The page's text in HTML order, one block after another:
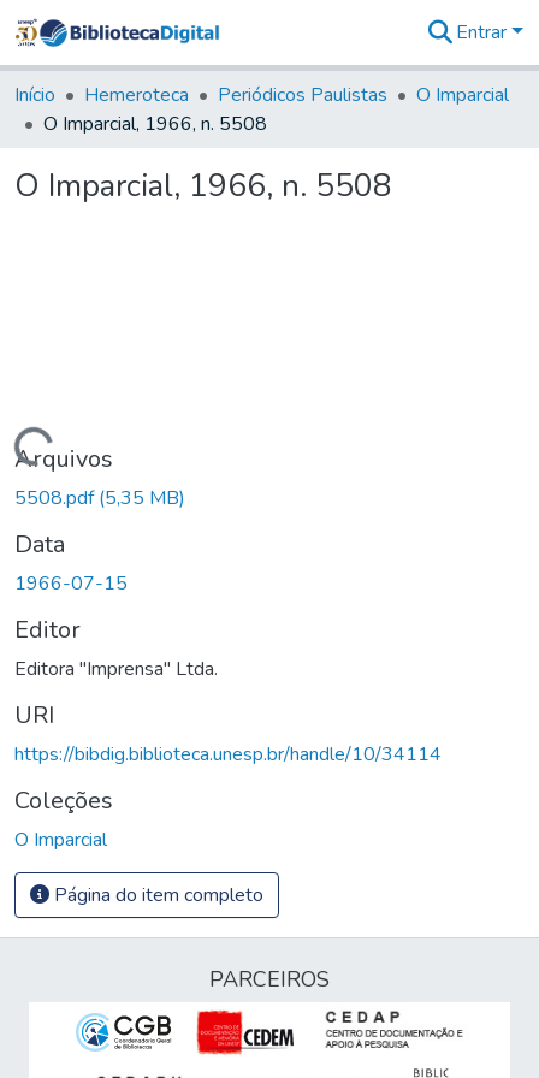
&
Coleções
Tudo na
Digital
Entrar
Início Hemeroteca Periódicos Paulistas
O Imparcial
O Imparcial, 1966, n. 5508
O Imparcial, 1966, n. 5508
Carregando...
Arquivos
5508.pdf(5,35 MB)
Data
1966-07-15
Editor
Editora "Imprensa" Ltda.
URI
https://bibdig.biblioteca.unesp.br/handle/10/34114
Coleções
O Imparcial
Página do item completo
PARCEIROS